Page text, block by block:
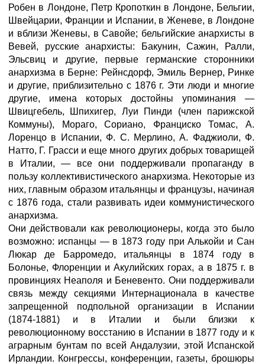
Робен в Лондоне, Петр Кропоткин в Лондоне, Бельгии,
Швейцарии, Франции и Испании, в Женеве, в Лондоне
и вблизи Женевы, в Савойе; бельгийские анархисты в
Вевей, русские анархисты: Бакунин, Сажин, Ралли,
Эльсвиц и другие, первые германские сторонники
анархизма в Берне: Рейнсдорф, Эмиль Вернер, Ринке
и другие, приблизительно с 1876 г. Эти люди и многие
другие, имена которых достойны упоминания —
Швицгебель, Шпихигер, Луи Пинди (член парижской
Коммуны), Мораго, Сориано, Франциско Томас, А.
Лоренцо в Испании, Ф. С. Мерлино, А. Фаджиоли, Ф.
Натто, Г. Грасси и еще много других добрых товарищей
в Италии, — все они поддерживали пропаганду в
пользу коллективистического анархизма. Некоторые из
них, главным образом итальянцы и французы, начиная
с 1876 года, стали развивать идеи коммунистического
анархизма.
Они действовали как революционеры, когда это было
возможно: испанцы — в 1873 году при Алькойи и Сан
Люкар де Барромедо, итальянцы в 1874 году в
Болонье, Флоренции и Акулийских горах, а в 1875 г. в
провинциях Неаполя и Беневенто. Они поддерживали
связь между секциями Интернационала в качестве
запрещенной подпольной организации в Испании
(1874-1881) и в Италии и были близки к
революционному восстанию в Испании в 1877 году и к
аграрным бунтам по всей Андалузии, этой Испанской
Ирландии. Конгрессы, конференции, газеты, брошюры